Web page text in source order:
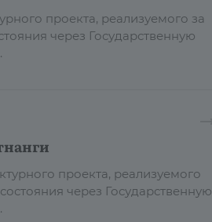
проекта, реализуемого за
через Государственную
проекта, реализуемого
через Государственную